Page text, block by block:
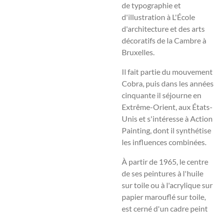
de typographie et
d'illustration à L'École
d'architecture et des arts
décoratifs de la Cambre à
Bruxelles.
Il fait partie du mouvement
Cobra, puis dans les années
cinquante il séjourne en
Extrême-Orient, aux États-
Unis et s'intéresse à Action
Painting, dont il synthétise
les influences combinées.
À partir de 1965, le centre
de ses peintures à l'huile
sur toile ou à l'acrylique sur
papier marouflé sur toile,
est cerné d'un cadre peint